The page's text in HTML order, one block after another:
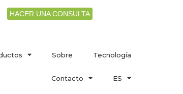
HACER UNA CONSULTA
Sobre Tecnología
Contacto ES